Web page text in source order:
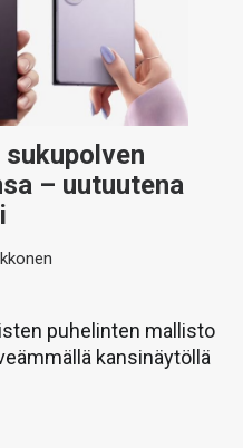
– uutuutena
puhelinten mallisto
kansinäytöllä